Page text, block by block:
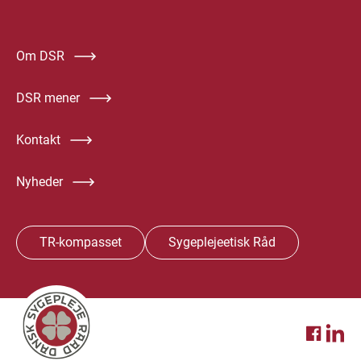
Om DSR
DSR mener
Kontakt
Nyheder
TR-kompasset Sygeplejeetisk Råd